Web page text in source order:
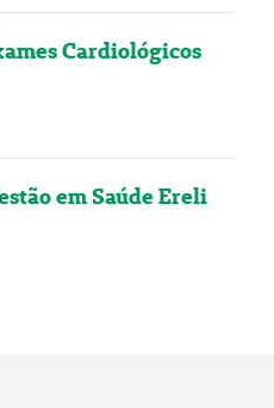
Cardiológicos
em Saúde Ereli